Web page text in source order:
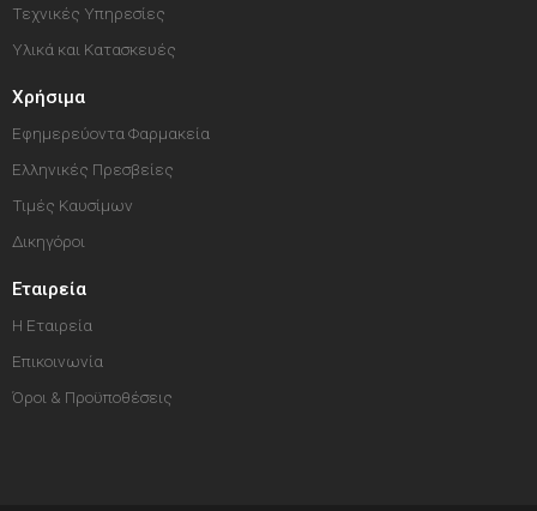
Τεχνικές Υπηρεσίες
Υλικά και Κατασκευές
Χρήσιμα
Εφημερεύοντα Φαρμακεία
Ελληνικές Πρεσβείες
Τιμές Καυσίμων
Δικηγόροι
Εταιρεία
Η Εταιρεία
Επικοινωνία
Όροι & Προϋποθέσεις